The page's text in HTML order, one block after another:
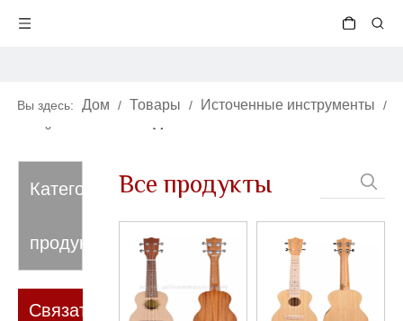
Вы здесь: Дом / Товары / Источенные инструменты /
гавайские гитары Материал корпуса
Категория
продукта
Связаться
Все продукты